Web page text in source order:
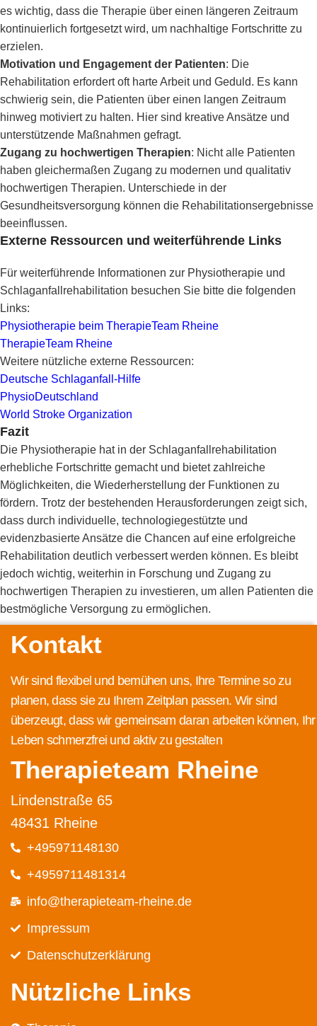
es wichtig, dass die Therapie über einen längeren Zeitraum
kontinuierlich fortgesetzt wird, um nachhaltige Fortschritte zu
erzielen.
Motivation und Engagement der Patienten: Die
Rehabilitation erfordert oft harte Arbeit und Geduld. Es kann
schwierig sein, die Patienten über einen langen Zeitraum
hinweg motiviert zu halten. Hier sind kreative Ansätze und
unterstützende Maßnahmen gefragt.
Zugang zu hochwertigen Therapien: Nicht alle Patienten
haben gleichermaßen Zugang zu modernen und qualitativ
hochwertigen Therapien. Unterschiede in der
Gesundheitsversorgung können die Rehabilitationsergebnisse
beeinflussen.
Externe Ressourcen und weiterführende Links
Für weiterführende Informationen zur Physiotherapie und
Schlaganfallrehabilitation besuchen Sie bitte die folgenden
Links:
Physiotherapie beim TherapieTeam Rheine
TherapieTeam Rheine
Weitere nützliche externe Ressourcen:
Deutsche Schlaganfall-Hilfe
PhysioDeutschland
World Stroke Organization
Fazit
Die Physiotherapie hat in der Schlaganfallrehabilitation
erhebliche Fortschritte gemacht und bietet zahlreiche
Möglichkeiten, die Wiederherstellung der Funktionen zu
fördern. Trotz der bestehenden Herausforderungen zeigt sich,
dass durch individuelle, technologiegestützte und
evidenzbasierte Ansätze die Chancen auf eine erfolgreiche
Rehabilitation deutlich verbessert werden können. Es bleibt
jedoch wichtig, weiterhin in Forschung und Zugang zu
hochwertigen Therapien zu investieren, um allen Patienten die
bestmögliche Versorgung zu ermöglichen.
Kontakt
Wir sind flexibel und bemühen uns, Ihre Termine so zu
planen, dass sie zu Ihrem Zeitplan passen. Wir sind
überzeugt, dass wir gemeinsam daran arbeiten können, Ihr
Leben schmerzfrei und aktiv zu gestalten
Therapieteam Rheine
Lindenstraße 65
48431 Rheine
+495971148130
+4959711481314
info@therapieteam-rheine.de
Impressum
Datenschutz­erklärung
Nützliche Links